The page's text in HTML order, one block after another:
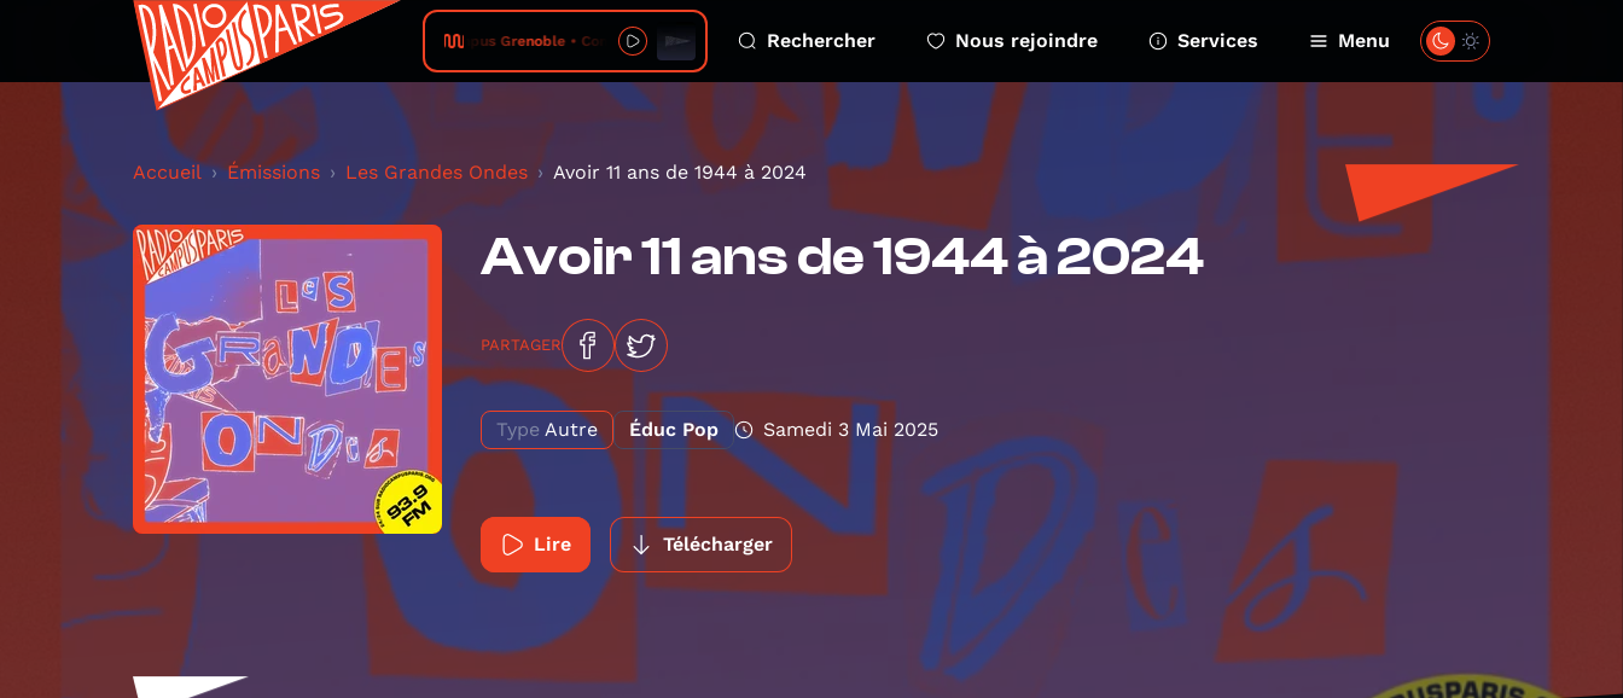
Radio Campus Grenoble • Coma comète - 2026-08-06 - episode 2
Rechercher Nous rejoindre Services Menu
Accueil Émissions Les Grandes Ondes Avoir 11 ans de 1944 à 2024
Avoir 11 ans de 1944 à 2024
PARTAGER
Type Autre Éduc Pop Samedi 3 Mai 2025
Lire Télécharger